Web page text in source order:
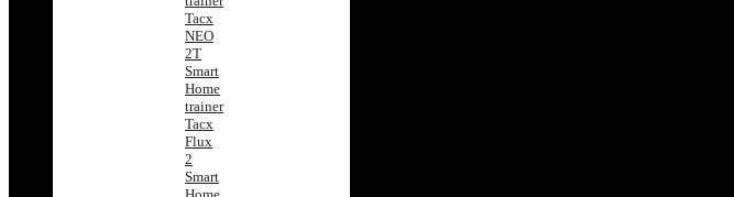
Tacx
NEO
2T
Smart
Home
trainer
Tacx
Flux
2
Smart